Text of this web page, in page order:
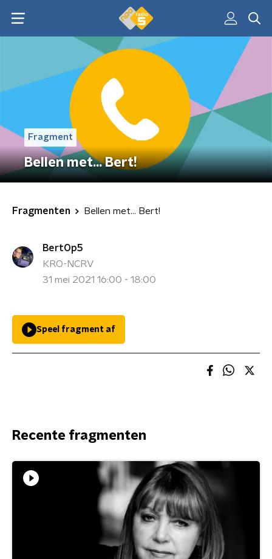
Fragment
Bellen met... Bert!
Fragmenten Bellen met... Bert!
BertOp5
KRO-NCRV
31 mei 2021 16:00 - 18:00
Speel fragment af
Recente fragmenten